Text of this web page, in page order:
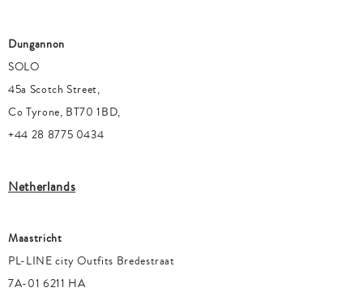
Dungannon
SOLO
45a Scotch Street,
Co Tyrone, BT70 1BD,
+44 28 8775 0434
Netherlands
Maastricht
PL-LINE city Outfits Bredestraat
7A-01 6211 HA